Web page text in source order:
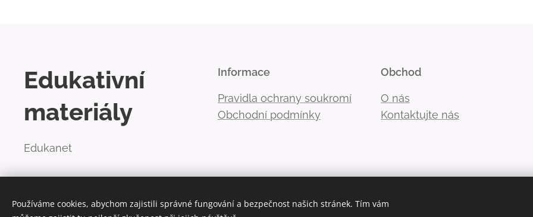
Edukativní
materiály
Edukanet
Informace
Pravidla ochrany soukromí
Obchodní podmínky
Obchod
O nás
Kontaktujte nás
Používáme cookies, abychom zajistili správné fungování a bezpečnost našich stránek. Tím vám